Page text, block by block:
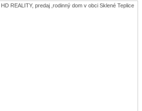
HD REALITY, predaj ,rodinný dom v obci Sklené Teplice